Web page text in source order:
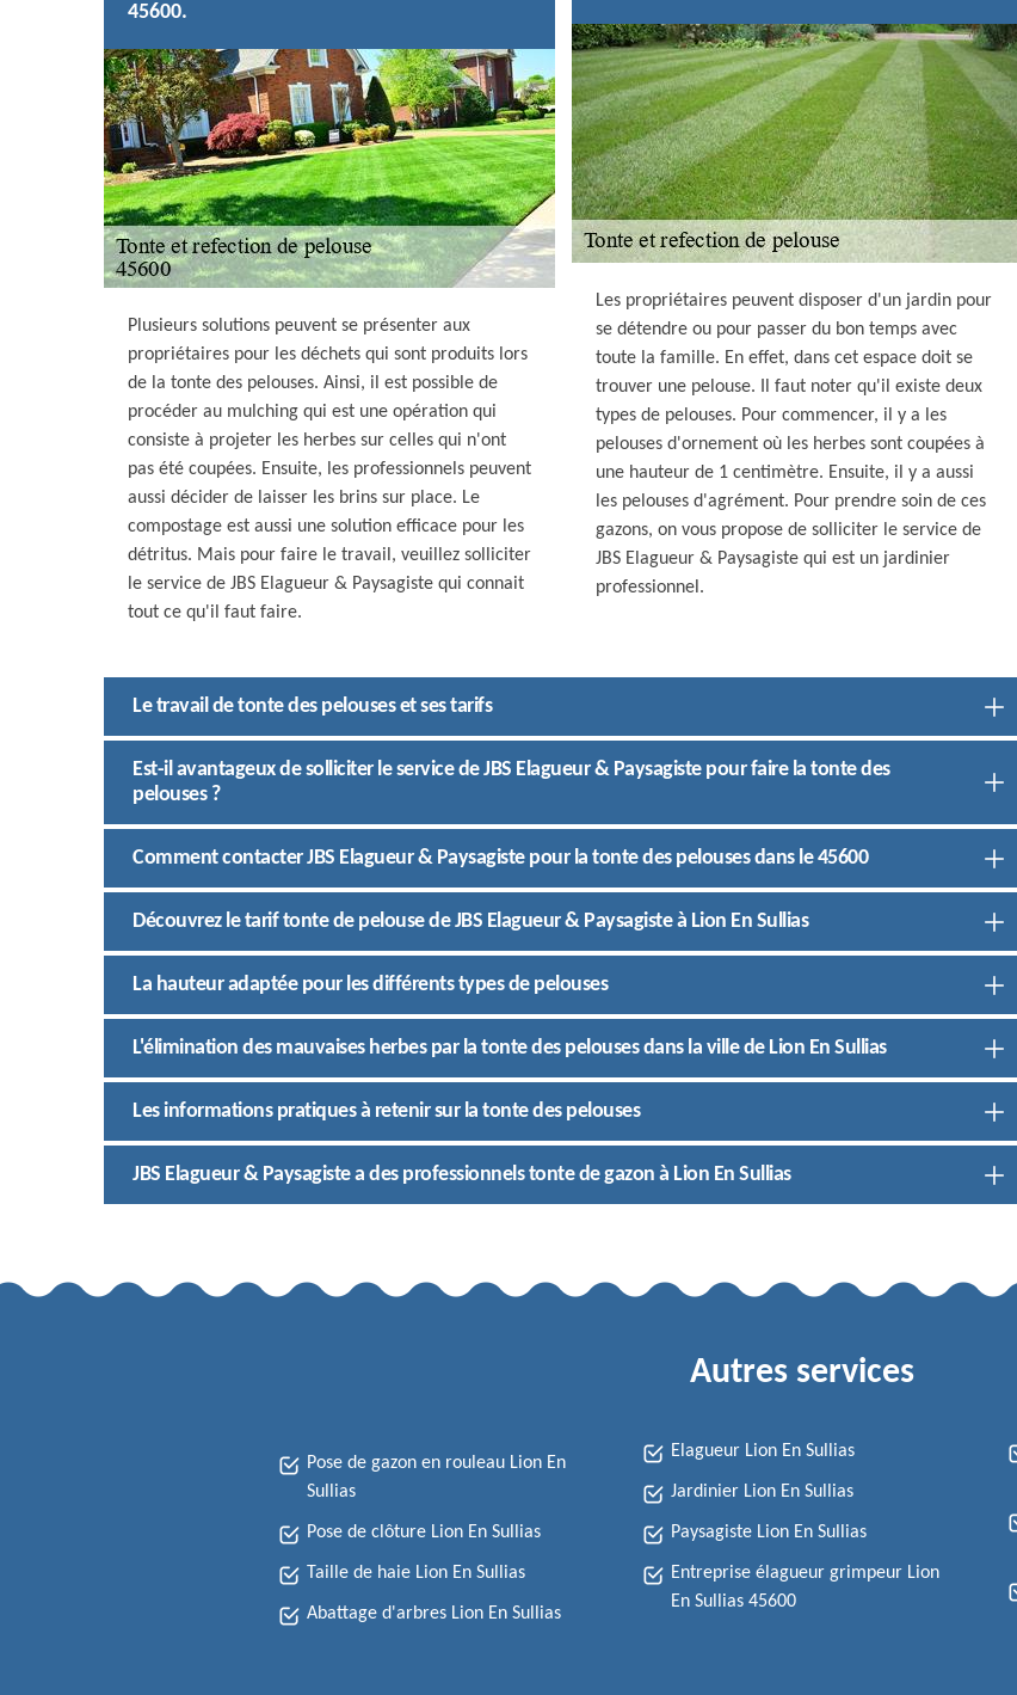
45600.
Plusieurs solutions peuvent se présenter aux
propriétaires pour les déchets qui sont produits lors
de la tonte des pelouses. Ainsi, il est possible de
procéder au mulching qui est une opération qui
consiste à projeter les herbes sur celles qui n'ont
pas été coupées. Ensuite, les professionnels peuvent
aussi décider de laisser les brins sur place. Le
compostage est aussi une solution efficace pour les
détritus. Mais pour faire le travail, veuillez solliciter
le service de JBS Elagueur & Paysagiste qui connait
tout ce qu'il faut faire.
Les propriétaires peuvent disposer d'un jardin pour
se détendre ou pour passer du bon temps avec
toute la famille. En effet, dans cet espace doit se
trouver une pelouse. Il faut noter qu'il existe deux
types de pelouses. Pour commencer, il y a les
pelouses d'ornement où les herbes sont coupées à
une hauteur de 1 centimètre. Ensuite, il y a aussi
les pelouses d'agrément. Pour prendre soin de ces
gazons, on vous propose de solliciter le service de
JBS Elagueur & Paysagiste qui est un jardinier
professionnel.
Le travail de tonte des pelouses et ses tarifs
Est-il avantageux de solliciter le service de JBS Elagueur & Paysagiste pour faire la tonte des
pelouses ?
Comment contacter JBS Elagueur & Paysagiste pour la tonte des pelouses dans le 45600
Découvrez le tarif tonte de pelouse de JBS Elagueur & Paysagiste à Lion En Sullias
La hauteur adaptée pour les différents types de pelouses
L'élimination des mauvaises herbes par la tonte des pelouses dans la ville de Lion En Sullias
Les informations pratiques à retenir sur la tonte des pelouses
JBS Elagueur & Paysagiste a des professionnels tonte de gazon à Lion En Sullias
Autres services
Pose de gazon en rouleau Lion En
Sullias
Pose de clôture Lion En Sullias
Taille de haie Lion En Sullias
Abattage d'arbres Lion En Sullias
Elagueur Lion En Sullias
Jardinier Lion En Sullias
Paysagiste Lion En Sullias
Entreprise élagueur grimpeur Lion
En Sullias 45600